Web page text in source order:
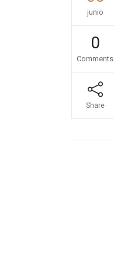
junio
0
Comments
Share